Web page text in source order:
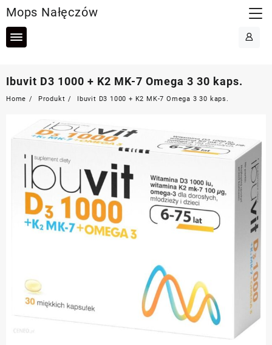
to
content
Mops Nałęczów
Ibuvit D3 1000 + K2 MK-7 Omega 3 30 kaps.
Home Produkt Ibuvit D3 1000 + K2 MK-7 Omega 3 30 kaps.